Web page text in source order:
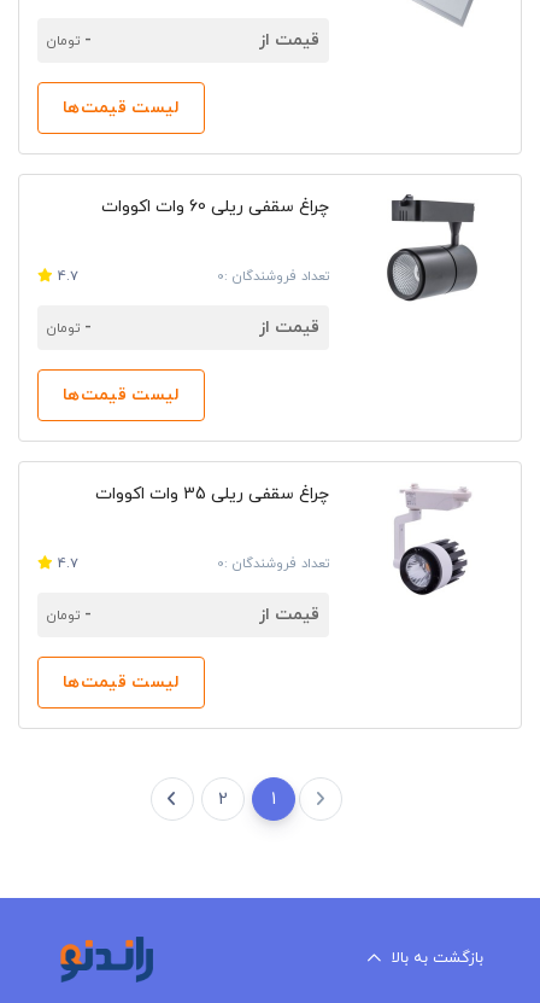
قیمت از - تومان
لیست قیمت‌ها
چراغ سقفی ریلی 60 وات اکووات
تعداد فروشندگان :0 4.7
قیمت از - تومان
لیست قیمت‌ها
چراغ سقفی ریلی 35 وات اکووات
تعداد فروشندگان :0 4.7
قیمت از - تومان
لیست قیمت‌ها
1
2
بازگشت به بالا